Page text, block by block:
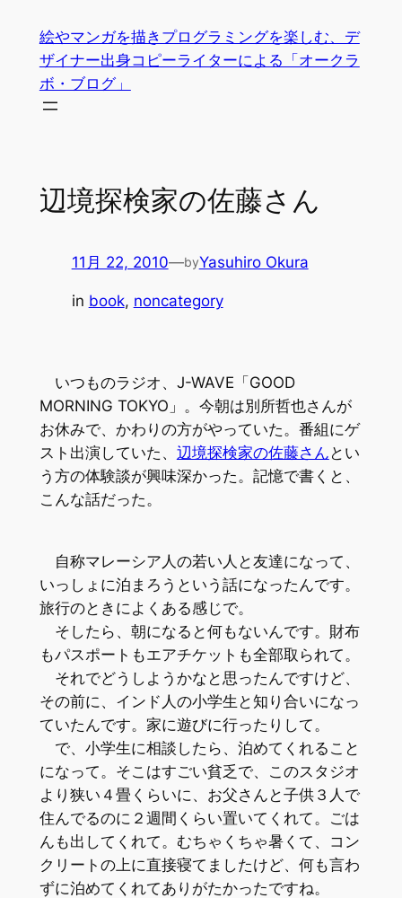
絵やマンガを描きプログラミングを楽しむ、デ
ザイナー出身コピーライターによる「オークラ
ボ・ブログ」
辺境探検家の佐藤さん
11月 22, 2010—byYasuhiro Okura
in book, noncategory
いつものラジオ、J-WAVE「GOOD
MORNING TOKYO」。今朝は別所哲也さんが
お休みで、かわりの方がやっていた。番組にゲ
スト出演していた、 辺境探検家の佐藤さん とい
う方の体験談が興味深かった。記憶で書くと、
こんな話だった。
自称マレーシア人の若い人と友達になって、
いっしょに泊まろうという話になったんです。
旅行のときによくある感じで。
そしたら、朝になると何もないんです。財布
もパスポートもエアチケットも全部取られて。
それでどうしようかなと思ったんですけど、
その前に、インド人の小学生と知り合いになっ
ていたんです。家に遊びに行ったりして。
で、小学生に相談したら、泊めてくれること
になって。そこはすごい貧乏で、このスタジオ
より狭い４畳くらいに、お父さんと子供３人で
住んでるのに２週間くらい置いてくれて。ごは
んも出してくれて。むちゃくちゃ暑くて、コン
クリートの上に直接寝てましたけど、何も言わ
ずに泊めてくれてありがたかったですね。